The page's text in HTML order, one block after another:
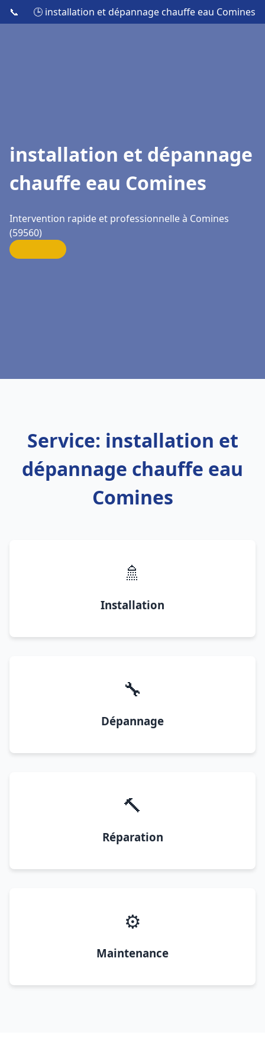
📞 🕒 installation et dépannage chauffe eau Comines
installation et dépannage
chauffe eau Comines
Intervention rapide et professionnelle à Comines
(59560)
Service: installation et
dépannage chauffe eau
Comines
🚿
Installation
🔧
Dépannage
🔨
Réparation
⚙️
Maintenance